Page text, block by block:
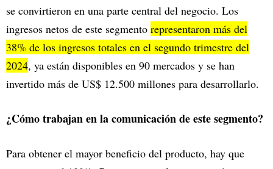
se convirtieron en una parte central del negocio. Los
ingresos netos de este segmento representaron más del
38% de los ingresos totales en el segundo trimestre del
2024, ya están disponibles en 90 mercados y se han
invertido más de US$ 12.500 millones para desarrollarlo.
¿Cómo trabajan en la comunicación de este segmento?
Para obtener el mayor beneficio del producto, hay que